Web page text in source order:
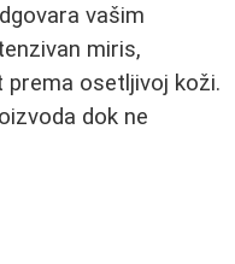
vašim
miris,
osetljivoj koži.
dok ne